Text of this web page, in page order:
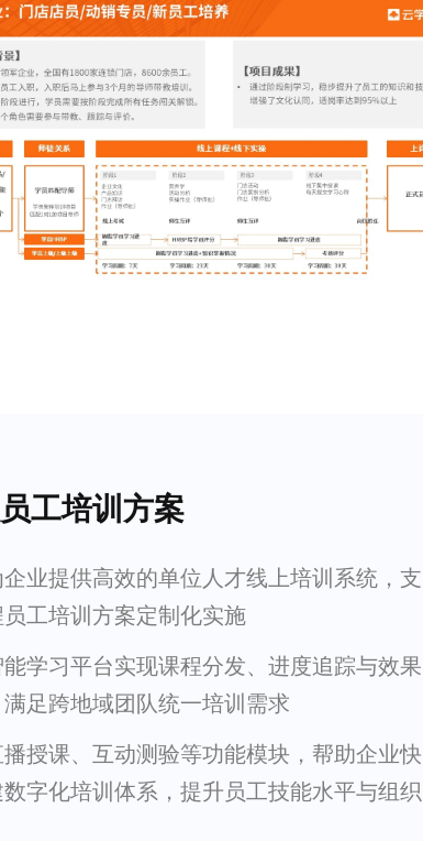
工培训方案
业提供高效的单位人才线上培训系统，支
工培训方案定制化实施
学习平台实现课程分发、进度追踪与效果
足跨地域团队统一培训需求
授课、互动测验等功能模块，帮助企业快
字化培训体系，提升员工技能水平与组织